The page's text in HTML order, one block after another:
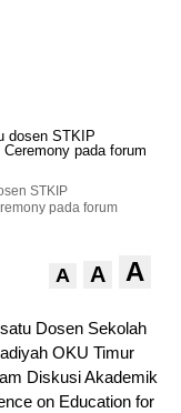
STKIP
pada forum
A A A
Dosen Sekolah
OKU Timur
Diskusi Akademik
on Education for